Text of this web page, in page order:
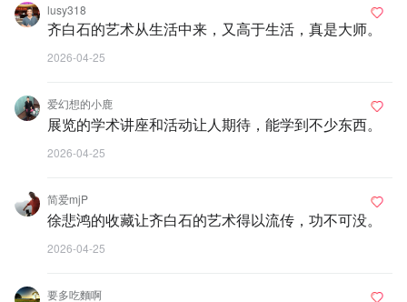
lusy318
齐白石的艺术从生活中来，又高于生活，真是大师。
2026-04-25
爱幻想的小鹿
展览的学术讲座和活动让人期待，能学到不少东西。
2026-04-25
简爱mjP
徐悲鸿的收藏让齐白石的艺术得以流传，功不可没。
2026-04-25
要多吃麵啊